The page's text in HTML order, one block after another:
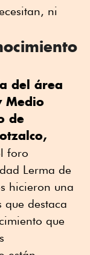
ni
del área
Medio
de
foro
Lerma de
hicieron una
que destaca
que